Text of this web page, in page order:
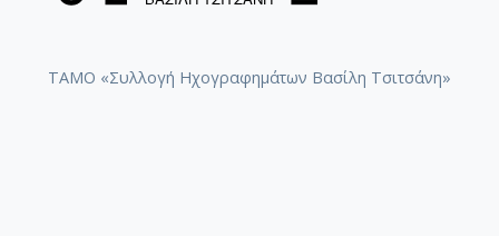
ΤΑΜΟ «Συλλογή Ηχογραφημάτων Βασίλη Τσιτσάνη»